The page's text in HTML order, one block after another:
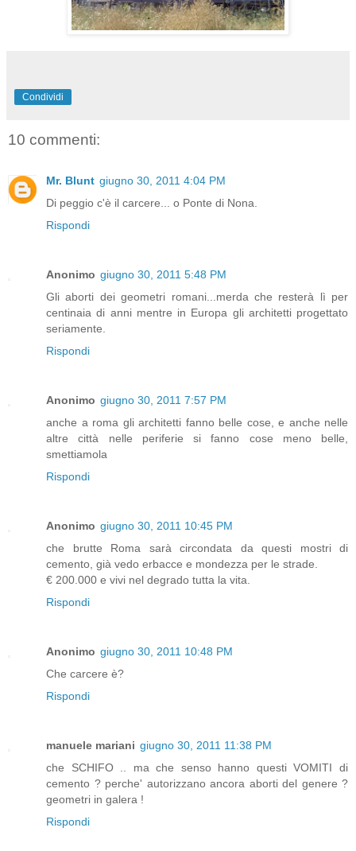
Condividi
10 commenti:
Mr. Blunt giugno 30, 2011 4:04 PM
Di peggio c'è il carcere... o Ponte di Nona.
Rispondi
Anonimo giugno 30, 2011 5:48 PM
Gli aborti dei geometri romani...merda che resterà lì per
centinaia di anni mentre in Europa gli architetti progettato
seriamente.
Rispondi
Anonimo giugno 30, 2011 7:57 PM
anche a roma gli architetti fanno belle cose, e anche nelle
altre città nelle periferie si fanno cose meno belle,
smettiamola
Rispondi
Anonimo giugno 30, 2011 10:45 PM
che brutte Roma sarà circondata da questi mostri di
cemento, già vedo erbacce e mondezza per le strade.
€ 200.000 e vivi nel degrado tutta la vita.
Rispondi
Anonimo giugno 30, 2011 10:48 PM
Che carcere è?
Rispondi
manuele mariani giugno 30, 2011 11:38 PM
che SCHIFO .. ma che senso hanno questi VOMITI di
cemento ? perche' autorizzano ancora aborti del genere ?
geometri in galera !
Rispondi